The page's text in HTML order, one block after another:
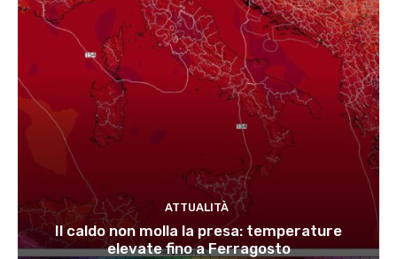
ATTUALITÀ
Il caldo non molla la presa: temperature
elevate fino a Ferragosto